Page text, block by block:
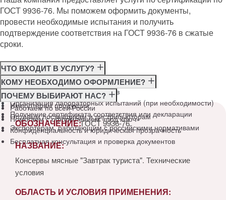
ГОСТ 9936-76. Мы поможем оформить документы,
провести необходимые испытания и получить
подтверждение соответствия на ГОСТ 9936-76 в сжатые
сроки.
ЧТО ВХОДИТ В УСЛУГУ?
Консультация по требованиям ГОСТ
Подготовка и подача документов
Организация лабораторных испытаний (при необходимости)
Получение сертификата соответствия или декларации
КОМУ НЕОБХОДИМО ОФОРМЛЕНИЕ?
Производителям
Импортёрам продукции
Оптовым поставщикам и дистрибьюторам
Экспортёрам, работающим с российскими нормативами
ПОЧЕМУ ВЫБИРАЮТ НАС?
Работаем по всей России
Помогаем с оформлением «под ключ»
Конфиденциальность и юридическая прозрачность
Бесплатная консультация и проверка документов
ОБОЗНАЧЕНИЕ:ГОСТ 9936-76
НАЗВАНИЕ:
Консервы мясные "Завтрак туриста". Технические
условия
ОБЛАСТЬ И УСЛОВИЯ ПРИМЕНЕНИЯ: